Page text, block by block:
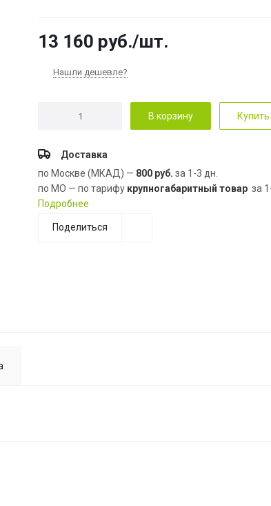
13 160 руб./шт.
Нашли дешевле?
В корзину
Доставка
по Москве (МКАД) — 800 руб. за 1-3 дн.
по МО — по тарифу крупногабаритный товар за
Подробнее
Поделиться